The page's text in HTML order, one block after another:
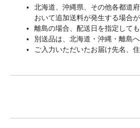
北海道、沖縄県、その他各都道
おいて追加送料が発生する場合が
離島の場合、配送日を指定して
別送品は、北海道・沖縄・離島
ご入力いただいたお届け先名、